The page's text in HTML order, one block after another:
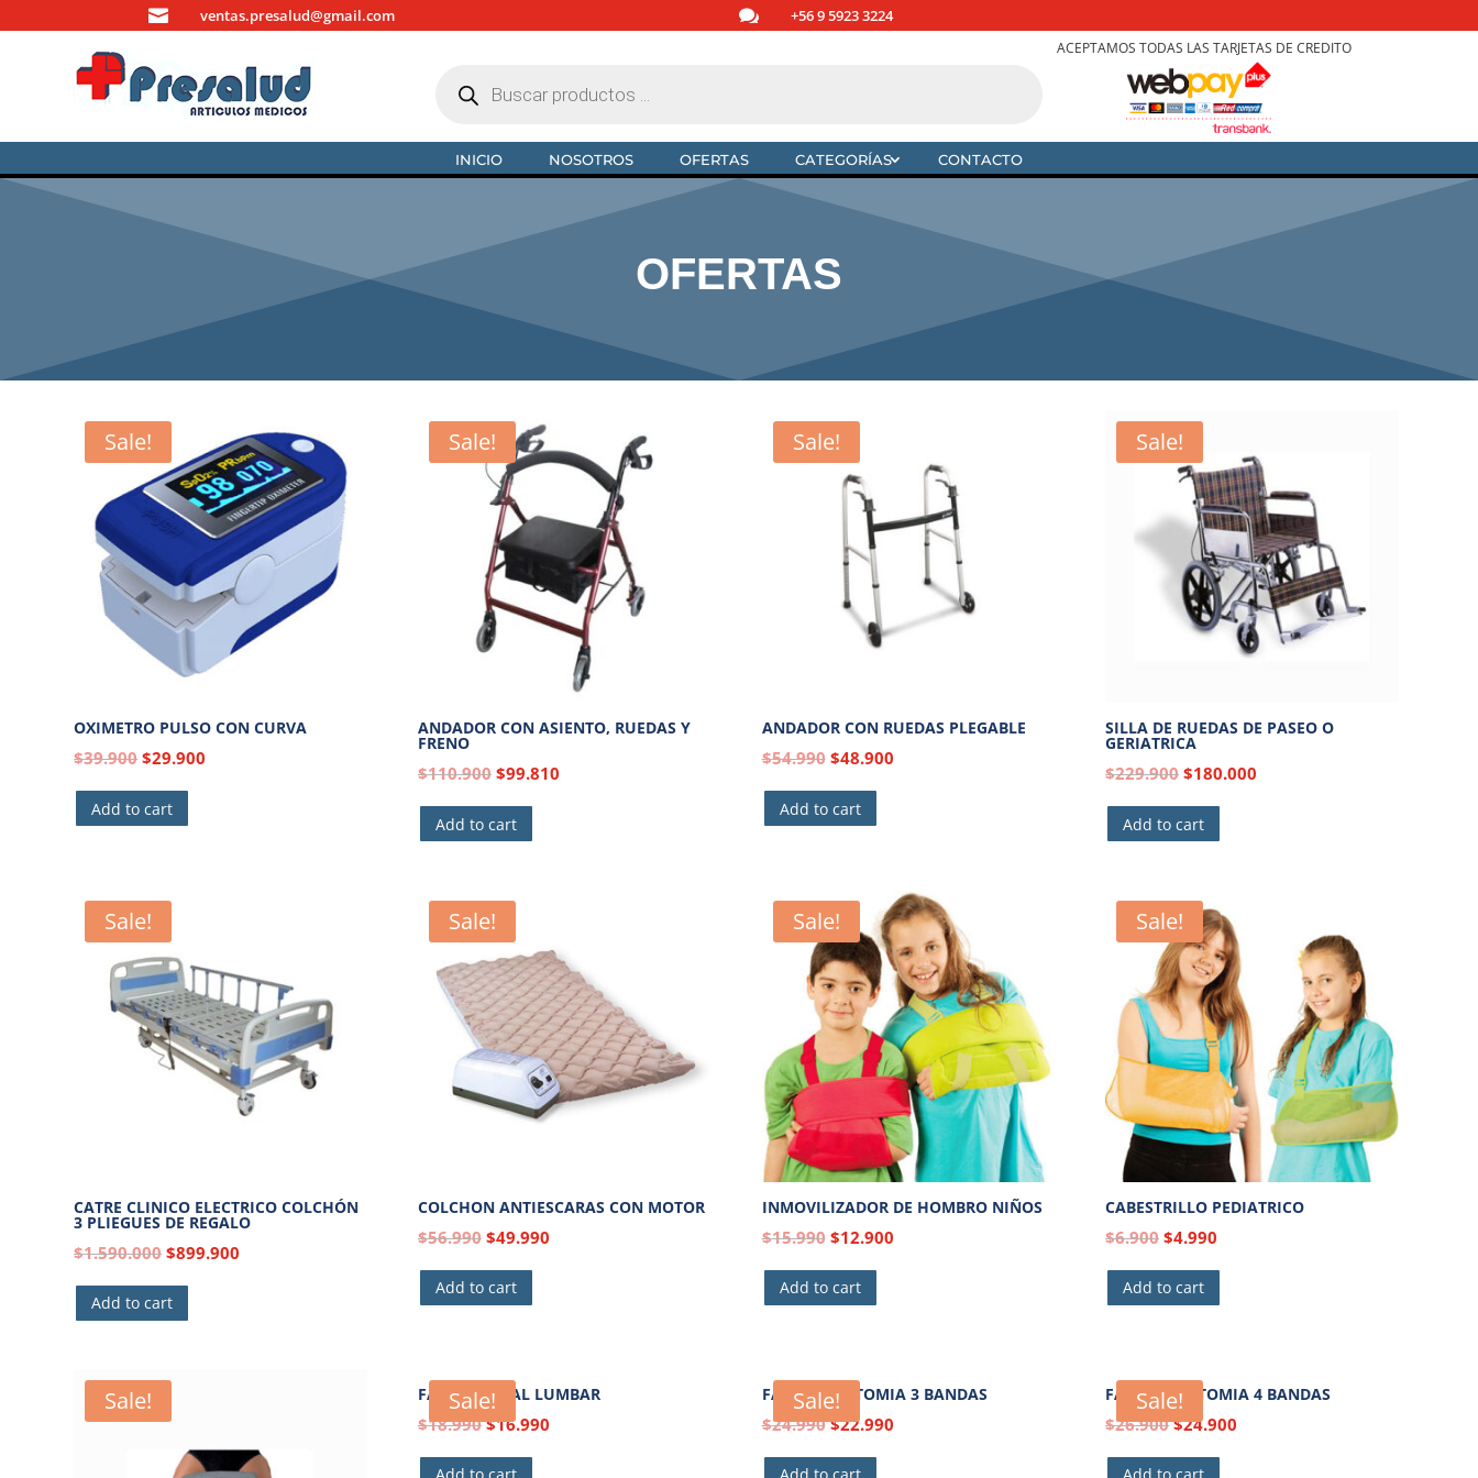
 ventas.presalud@gmail.com  +56 9 5923 3224
productos
ACEPTAMOS TODAS LAS TARJETAS DE CREDITO
INICIO NOSOTROS OFERTAS CATEGORÍAS CONTACTO
OFERTAS
Sale!
OXIMETRO PULSO CON CURVA
$39.900 $29.900
Add to cart
Sale!
ANDADOR CON ASIENTO, RUEDAS Y
FRENO
$110.900 $99.810
Add to cart
Sale!
ANDADOR CON RUEDAS PLEGABLE
$54.990 $48.900
Add to cart
Sale!
SILLA DE RUEDAS DE PASEO O
GERIATRICA
$229.900 $180.000
Add to cart
Sale!
CATRE CLINICO ELECTRICO COLCHÓN
3 PLIEGUES DE REGALO
$1.590.000 $899.900
Add to cart
Sale!
COLCHON ANTIESCARAS CON MOTOR
$56.990 $49.990
Add to cart
Sale!
INMOVILIZADOR DE HOMBRO NIÑOS
$15.990 $12.900
Add to cart
Sale!
CABESTRILLO PEDIATRICO
$6.900 $4.990
Add to cart
Sale! Sale!
FAJA LABORAL LUMBAR
$18.990 $16.990
Sale!
FAJA COLOSTOMIA 3 BANDAS
$24.990 $22.990
Sale!
FAJA COLOSTOMIA 4 BANDAS
$26.900 $24.900